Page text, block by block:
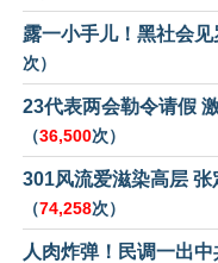
露一小手儿！黑社会
次）
23代表两会勒令请假
（36,500次）
301风流爱滋染高层
（74,258次）
人肉炸弹！民调一出